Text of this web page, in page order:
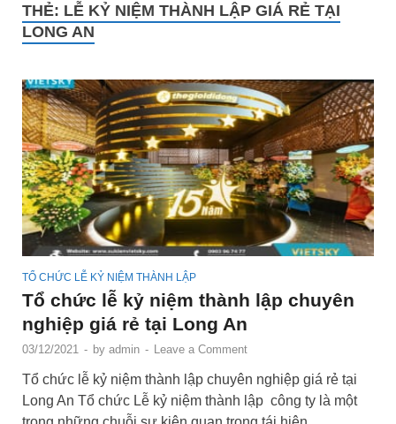
THẺ: LỄ KỶ NIỆM THÀNH LẬP GIÁ RẺ TẠI
LONG AN
TỔ CHỨC LỄ KỶ NIỆM THÀNH LẬP
Tổ chức lễ kỷ niệm thành lập chuyên
nghiệp giá rẻ tại Long An
03/12/2021 - by admin - Leave a Comment
Tổ chức lễ kỷ niệm thành lập chuyên nghiệp giá rẻ tại
Long An Tổ chức Lễ kỷ niệm thành lập công ty là một